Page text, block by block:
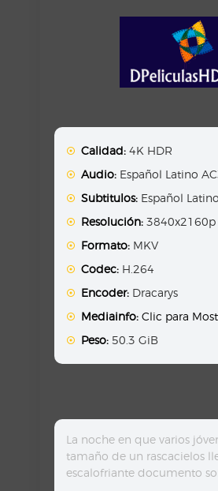
Calidad: 4K HDR
Audio: Español Latino
Subtitulos: Español
Resolución: 3840x2160p
Formato: MKV
Codec: H.264
Encoder: Dracarys
Mediainfo: Clic para
Peso: 50.3 GiB
La noche en que varios
tamaño de un rascacielos
escalofriante documento